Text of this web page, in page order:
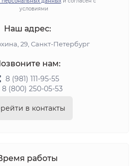
условиями
Наш адрес:
29, Санкт-Петербург
нам:
8 (981) 111-95-55
8 (800) 250-05-53
в контакты
работы